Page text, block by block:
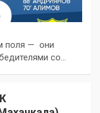
поля — они
со…